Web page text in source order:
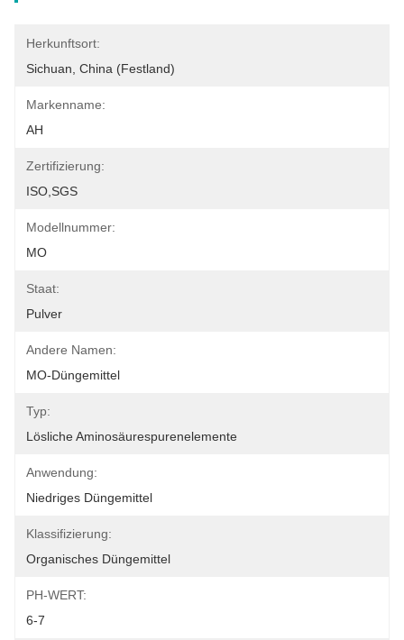
Herkunftsort:
Sichuan, China (Festland)
Markenname:
AH
Zertifizierung:
ISO,SGS
Modellnummer:
MO
Staat:
Pulver
Andere Namen:
MO-Düngemittel
Typ:
Lösliche Aminosäurespurenelemente
Anwendung:
Niedriges Düngemittel
Klassifizierung:
Organisches Düngemittel
PH-WERT:
6-7